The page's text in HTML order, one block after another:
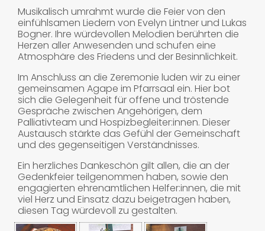
Musikalisch umrahmt wurde die Feier von den
einfühlsamen Liedern von Evelyn Lintner und Lukas
Bogner. Ihre würdevollen Melodien berührten die
Herzen aller Anwesenden und schufen eine
Atmosphäre des Friedens und der Besinnlichkeit.
Im Anschluss an die Zeremonie luden wir zu einer
gemeinsamen Agape im Pfarrsaal ein. Hier bot
sich die Gelegenheit für offene und tröstende
Gespräche zwischen Angehörigen, dem
Palliativteam und Hospizbegleiter:innen. Dieser
Austausch stärkte das Gefühl der Gemeinschaft
und des gegenseitigen Verständnisses.
Ein herzliches Dankeschön gilt allen, die an der
Gedenkfeier teilgenommen haben, sowie den
engagierten ehrenamtlichen Helfer:innen, die mit
viel Herz und Einsatz dazu beigetragen haben,
diesen Tag würdevoll zu gestalten.